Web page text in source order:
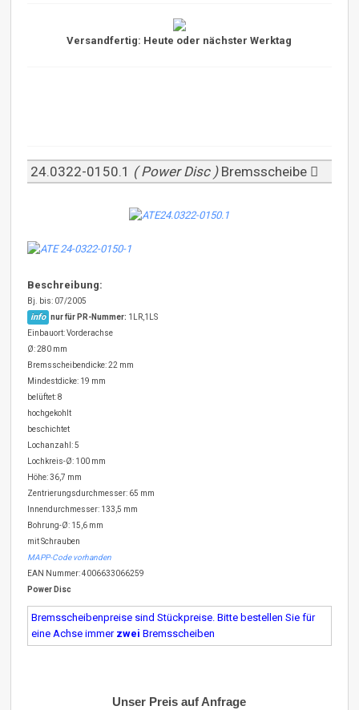
Versandfertig: Heute oder nächster Werktag
24.0322-0150.1 ( Power Disc ) Bremsscheibe
Beschreibung:
Bj. bis: 07/2005
info nur für PR-Nummer: 1LR,1LS
Einbauort: Vorderachse
Ø: 280 mm
Bremsscheibendicke: 22 mm
Mindestdicke: 19 mm
belüftet: 8
hochgekohlt
beschichtet
Lochanzahl: 5
Lochkreis-Ø: 100 mm
Höhe: 36,7 mm
Zentrierungsdurchmesser: 65 mm
Innendurchmesser: 133,5 mm
Bohrung-Ø: 15,6 mm
mit Schrauben
MAPP-Code vorhanden
EAN Nummer: 4006633066259
Power Disc
Bremsscheibenpreise sind Stückpreise. Bitte bestellen Sie für
eine Achse immer zwei Bremsscheiben
Unser Preis auf Anfrage